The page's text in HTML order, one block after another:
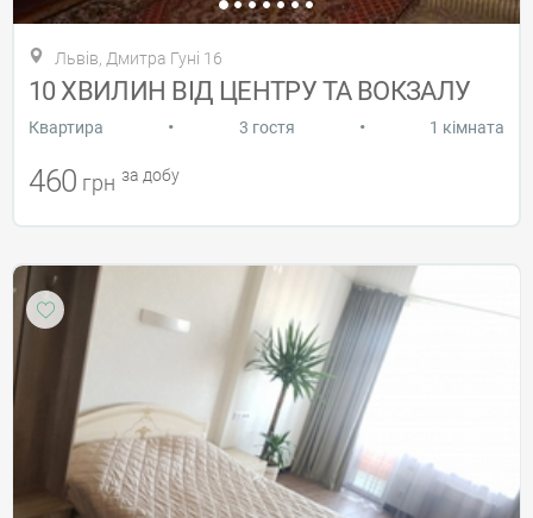
Львів, Дмитра Гуні 16
10 ХВИЛИН ВІД ЦЕНТРУ ТА ВОКЗАЛУ
Квартира • 3 гостя • 1 кімната
460 грн за добу